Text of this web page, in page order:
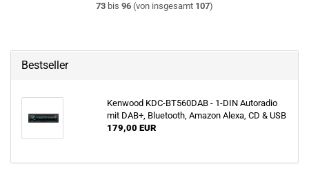
73 bis 96 (von insgesamt 107)
Bestseller
Kenwood KDC-BT560DAB - 1-DIN Autoradio
mit DAB+, Bluetooth, Amazon Alexa, CD & USB
179,00 EUR